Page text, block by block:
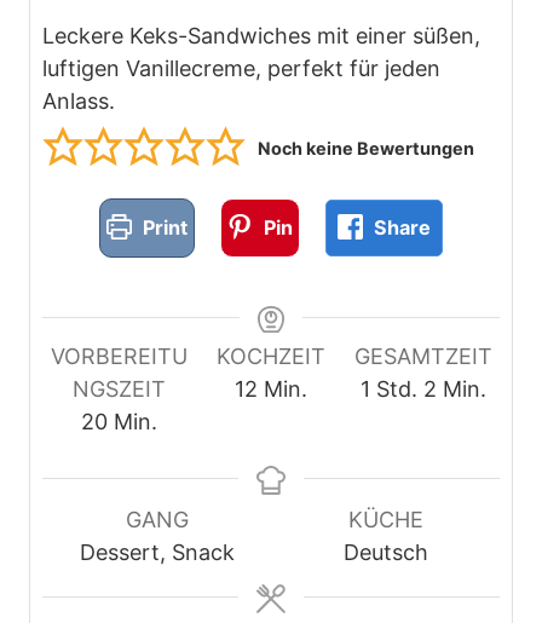
Leckere Keks-Sandwiches mit einer süßen,
luftigen Vanillecreme, perfekt für jeden
Anlass.
Noch keine Bewertungen
Print Pin Share
VORBEREITU
NGSZEIT
20M
n
t
Min.
KOCHZEIT
12 M
u
n
Min.
GESAMTZEIT
1 S
n
d
e
Std. 2 M
u
Min.
GANG
Dessert, Snack
KÜCHE
Deutsch